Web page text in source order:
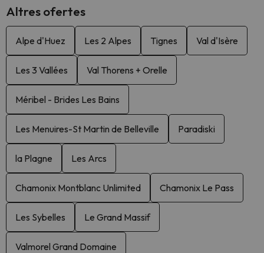
Altres ofertes
Alpe d'Huez Les 2 Alpes Tignes Val d'Isère
Les 3 Vallées Val Thorens + Orelle
Méribel - Brides Les Bains
Les Menuires-St Martin de Belleville Paradiski
la Plagne Les Arcs
Chamonix Montblanc Unlimited Chamonix Le Pass
Les Sybelles Le Grand Massif
Valmorel Grand Domaine